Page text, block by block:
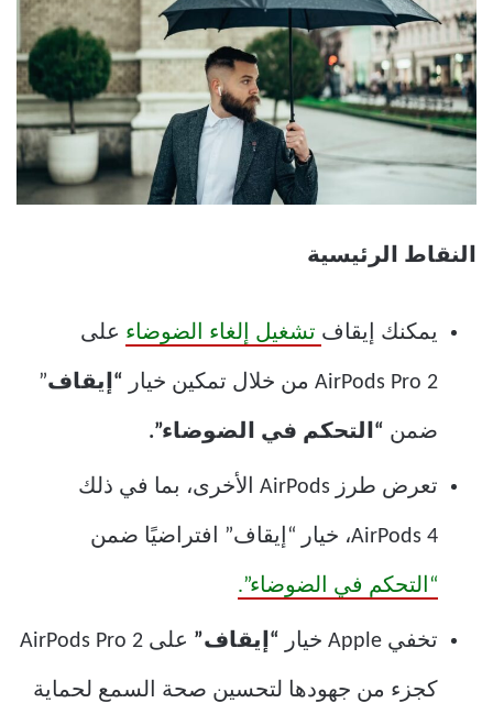
النقاط الرئيسية
يمكنك إيقاف تشغيل إلغاء الضوضاء على
AirPods Pro 2 من خلال تمكين خيار “إيقاف”
ضمن “التحكم في الضوضاء”.
تعرض طرز AirPods الأخرى، بما في ذلك
AirPods 4، خيار “إيقاف” افتراضيًا ضمن
“التحكم في الضوضاء”.
تخفي Apple خيار “إيقاف” على AirPods Pro 2
كجزء من جهودها لتحسين صحة السمع لحماية